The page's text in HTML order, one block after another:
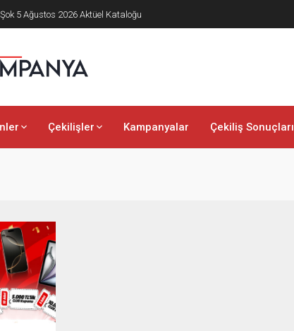
Şok 5 Ağustos 2026 Aktüel Kataloğu
Çekilişler Kampanyalar Çekiliş Sonuçları